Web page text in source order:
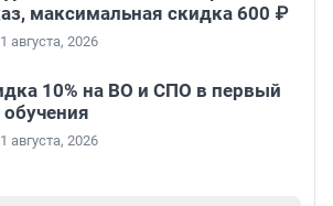
максимальная скидка 600 ₽
августа, 2026
10% на ВО и СПО в первый
обучения
августа, 2026